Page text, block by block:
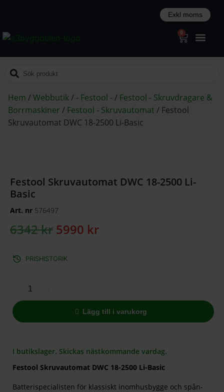
0
Hem /Webbutik/ - Festool -/ Festool - Skruvdragare &
Borrmaskiner / Festool - Skruvautomat / Festool
Skruvautomat DWC 18-2500 Li-Basic
Festool Skruvautomat DWC 18-2500 Li-
Basic
Art. nr 576497
6342kr 5990 kr
PRISHISTORIK
Lägg till i varukorg
I butikslager. Skickas nästkommande vardag.
Festool Skruvautomat DWC 18-2500 Li-Basic
Batterispecialisten för klassiskt inomhusbygge och spån-